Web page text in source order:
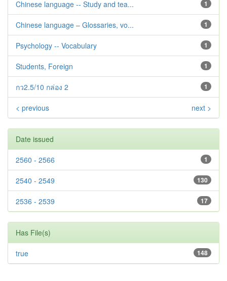
1
Chinese language -- Study and tea...
1
Chinese language – Glossaries, vo...
1
Psychology -- Vocabulary
1
Students, Foreign
1
กว2.5/10 กล่อง 2
< previous next >
Date issued
1
2560 - 2566
130
2540 - 2549
17
2536 - 2539
Has File(s)
148
true